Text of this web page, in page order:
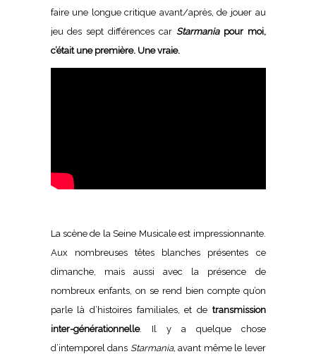
faire une longue critique avant/après, de jouer au
jeu des sept différences car Starmaniapour moi,
c’était une première. Une vraie.
La scène de la Seine Musicale est impressionnante.
Aux nombreuses têtes blanches présentes ce
dimanche, mais aussi avec la présence de
nombreux enfants, on se rend bien compte qu’on
parle là d’histoires familiales, et de transmission
inter-générationnelle. Il y a quelque chose
d’intemporel dans Starmania, avant même le lever